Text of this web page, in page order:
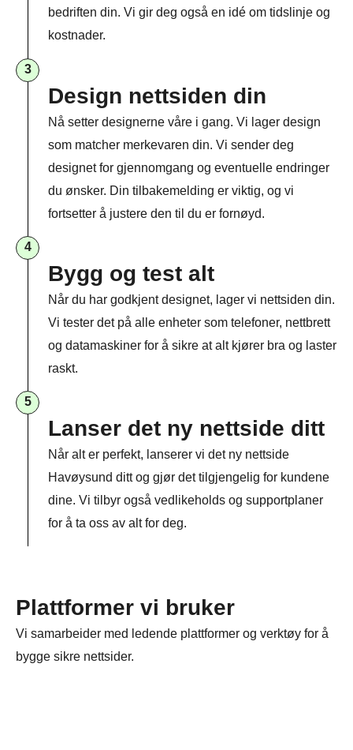
bedriften din. Vi gir deg også en idé om tidslinje og
kostnader.
3
Design nettsiden din
Nå setter designerne våre i gang. Vi lager design
som matcher merkevaren din. Vi sender deg
designet for gjennomgang og eventuelle endringer
du ønsker. Din tilbakemelding er viktig, og vi
fortsetter å justere den til du er fornøyd.
4
Bygg og test alt
Når du har godkjent designet, lager vi nettsiden din.
Vi tester det på alle enheter som telefoner, nettbrett
og datamaskiner for å sikre at alt kjører bra og laster
raskt.
5
Lanser det ny nettside ditt
Når alt er perfekt, lanserer vi det ny nettside
Havøysund ditt og gjør det tilgjengelig for kundene
dine. Vi tilbyr også vedlikeholds og supportplaner
for å ta oss av alt for deg.
Plattformer vi bruker
Vi samarbeider med ledende plattformer og verktøy for å
bygge sikre nettsider.